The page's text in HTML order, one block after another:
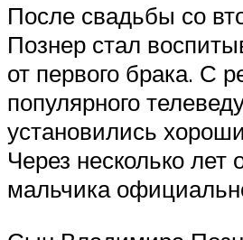
После свадьбы со
Познер стал
от первого брака. С
популярного
установились
Через несколько лет
мальчика